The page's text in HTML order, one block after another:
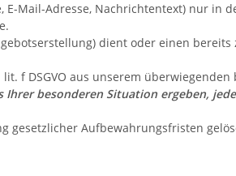
Mail-Adresse, Nachrichtentext) nur in
dient oder einen bereits
f DSGVO aus unserem
Ihrer besonderen Situation ergeben,
gesetzlicher Aufbewahrungsfristen